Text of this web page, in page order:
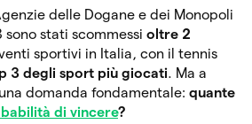
delle Dogane e dei Monopoli
sono stati scommessi oltre 2
sportivi in Italia, con il tennis
3 degli sport più giocati. Ma a
domanda fondamentale: quante
di vincere?